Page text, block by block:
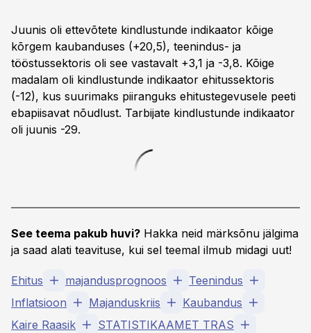
Juunis oli ettevõtete kindlustunde indikaator kõige
kõrgem kaubanduses (+20,5), teenindus- ja
tööstussektoris oli see vastavalt +3,1 ja -3,8. Kõige
madalam oli kindlustunde indikaator ehitussektoris
(-12), kus suurimaks piiranguks ehitustegevusele peeti
ebapiisavat nõudlust. Tarbijate kindlustunde indikaator
oli juunis -29.
See teema pakub huvi? Hakka neid märksõnu jälgima
ja saad alati teavituse, kui sel teemal ilmub midagi uut!
Ehitus majandusprognoos
Teenindus
Inflatsioon
Majanduskriis
Kaubandus
Kaire Raasik
STATISTIKAAMET TRAS